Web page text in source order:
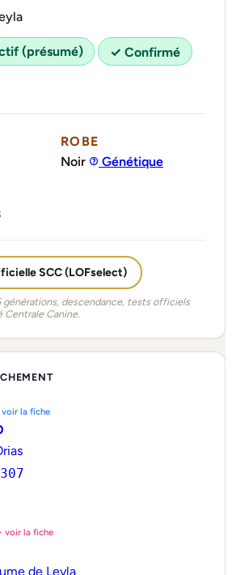
(présumé)
✓ Confirmé
ROBE
Noir
Génétique
SCC (LOFselect)
générations, descendance, tests officiels
Centrale Canine.
la fiche
voir la fiche
de Leyla